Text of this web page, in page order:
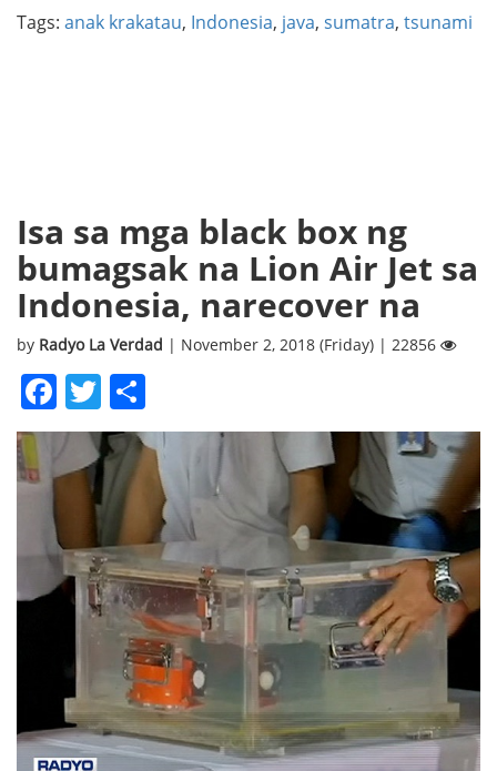
Tags: anak krakatau, Indonesia, java, sumatra, tsunami
Isa sa mga black box ng
bumagsak na Lion Air Jet sa
Indonesia, narecover na
by Radyo La Verdad | November 2, 2018 (Friday) | 22856
Facebook
Twitter